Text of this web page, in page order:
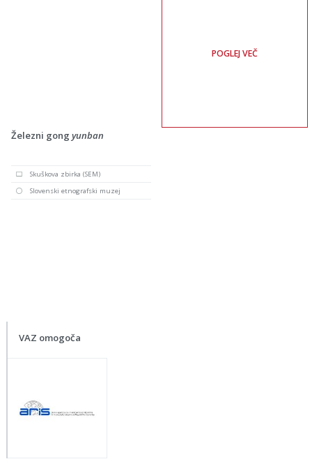
Železni gong yunban
Skuškova zbirka (SEM)
Slovenski etnografski muzej
POGLEJ VEČ
VAZ omogoča